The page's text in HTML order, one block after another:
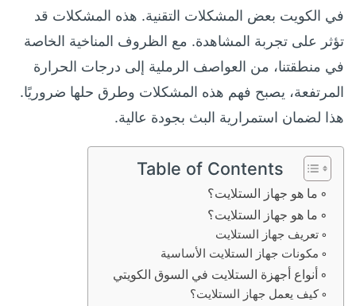
في الكويت بعض المشكلات التقنية. هذه المشكلات قد
تؤثر على تجربة المشاهدة. مع الظروف المناخية الخاصة
في منطقتنا، من العواصف الرملية إلى درجات الحرارة
المرتفعة، يصبح فهم هذه المشكلات وطرق حلها ضروريًا.
هذا لضمان استمرارية البث بجودة عالية.
Table of Contents
ما هو جهاز الستلايت؟
ما هو جهاز الستلايت؟
تعريف جهاز الستلايت
مكونات جهاز الستلايت الأساسية
أنواع أجهزة الستلايت في السوق الكويتي
كيف يعمل جهاز الستلايت؟